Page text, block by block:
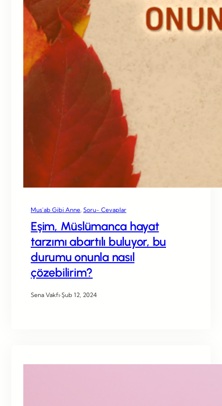
Mus’ab Gibi Anne Soru- Cevaplar
Eşim, Müslümanca hayat
tarzımı abartılı buluyor, bu
durumu onunla nasıl
çözebilirim?
Sena Vakfı·Şub 12, 2024